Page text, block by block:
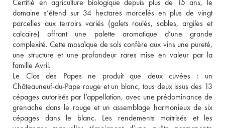
Certifié en agriculture biologique depuis plus de 15 ans, le
domaine s’étend sur 34 hectares morcelés en plus de vingt
parcelles aux terroirs variés (galets roulés, sables, argiles et
calcaire) offrant une palette aromatique d’une grande
complexité. Cette mosaïque de sols confère aux vins une pureté,
une structure et une profondeur rares mise en valeur par la
famille Avril.
Le Clos des Papes ne produit que deux cuvées : un
Châteauneuf-du-Pape rouge et un blanc, tous deux issus des 13
cépages autorisés par l’appellation, avec une prédominance de
grenache dans le rouge et un assemblage harmonieux de six
cépages dans le blanc. Les rendements maîtrisés et les